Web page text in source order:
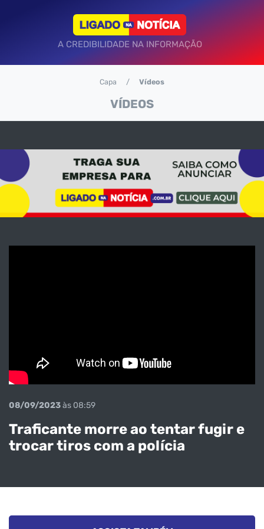
A CREDIBILIDADE NA INFORMAÇÃO
VÍDEOS
Capa Vídeos
08/09/2023às 08:59
Traficante morre ao tentar fugir e
trocar tiros com a polícia
Veja o